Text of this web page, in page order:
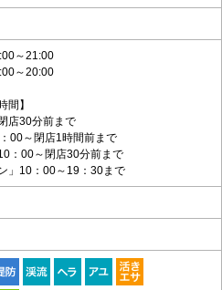
～21:00
20:00
間】
店30分前まで
00～閉店1時間前まで
：00～閉店30分前まで
」10：00～19：30まで